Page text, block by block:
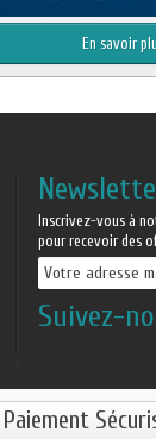
En savoir
Inscrivez-vous à
pour recevoir des
Suivez-
Paiement